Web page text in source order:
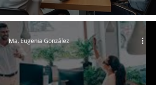
Ma. Eugenia González